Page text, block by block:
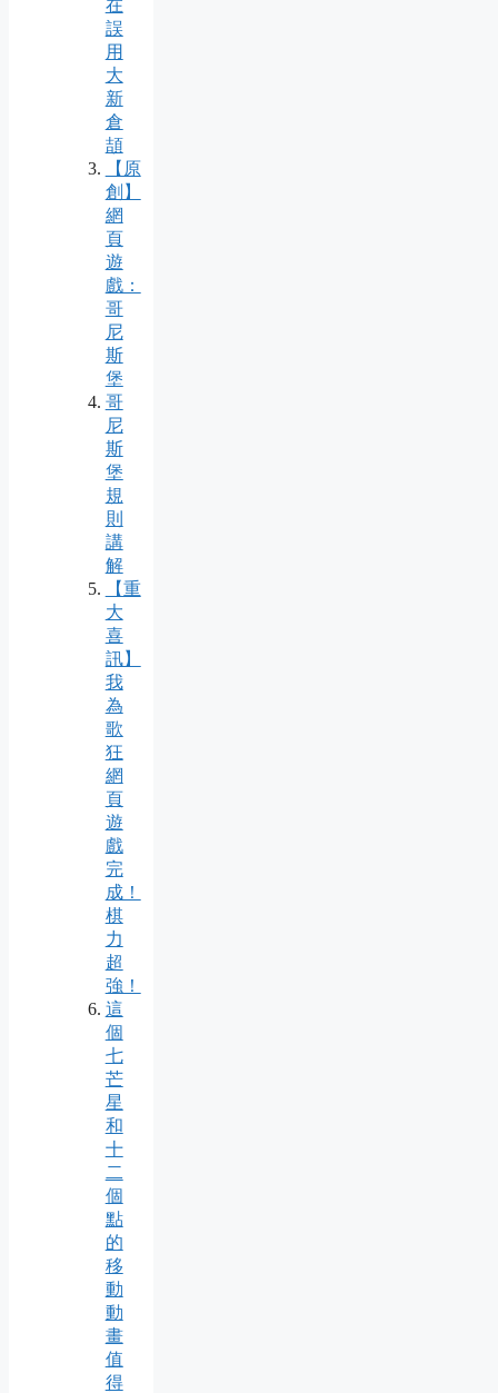
在
誤
用
大
新
倉
頡
【原
創】
網
頁
遊
戲：
哥
尼
斯
堡
哥
尼
斯
堡
規
則
講
解
【重
大
喜
訊】
我
為
歌
狂
網
頁
遊
戲
完
成！
棋
力
超
強！
這
個
七
芒
星
和
十
二
個
點
的
移
動
動
畫
值
得